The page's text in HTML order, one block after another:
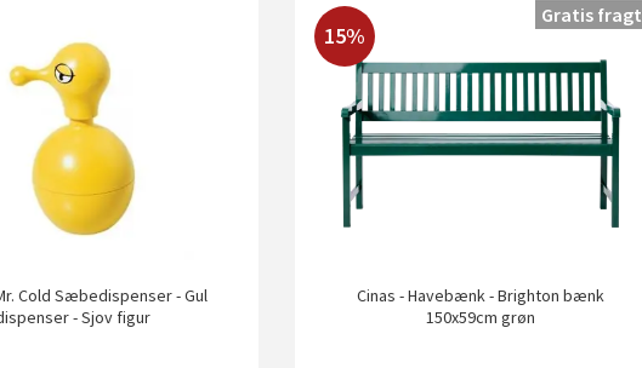
Cold Sæbedispenser - Gul
- Sjov figur
15%
Cinas - Havebænk - Brighton bænk
150x59cm grøn
Gratis fragt